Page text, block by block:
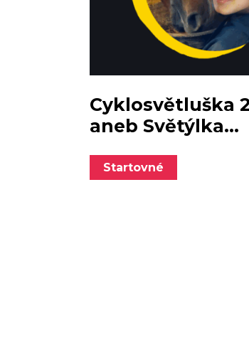
Cyklosvětluška
aneb Světýlka...
Startovné